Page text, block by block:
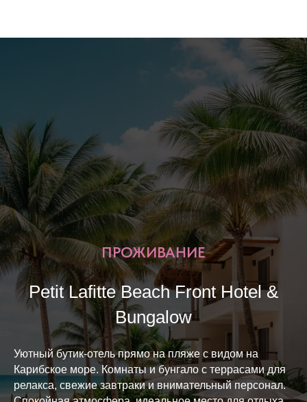
ПРОЖИВАНИЕ
Petit Lafitte Beach Front Hotel &
Bungalow
Уютный бутик-отель прямо на пляже с видом на
Карибское море. Комнаты и бунгало с террасами для
релакса, свежие завтраки и внимательный персонал.